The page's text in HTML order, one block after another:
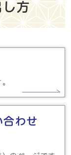
し方
わせ